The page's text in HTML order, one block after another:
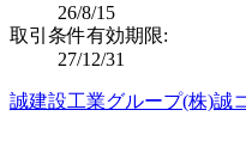
26/8/15
取引条件有効期限:
27/12/31
誠建設工業グループ(株)誠